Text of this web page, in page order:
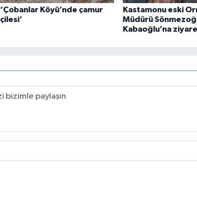
‘Çobanlar Köyü’nde çamur
çilesi’
Kastamonu eski
Müdürü
Kabaoğlu’na